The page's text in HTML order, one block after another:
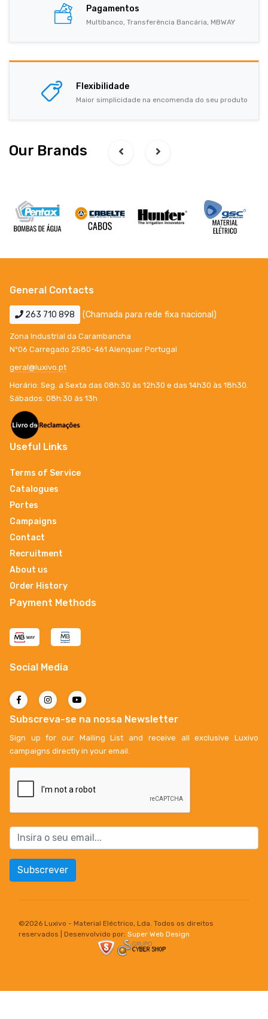
Pagamentos
Multibanco, Transferência Bancária, MBWAY
Flexibilidade
Maior simplicidade na encomenda do seu produto
Our Brands
General Contacts
263 710 898 (Chamada para rede fixa nacional)
Zona Industrial da Carambancha
Nº06 Carregado 2580-461 Alenquer Portugal
geral@luxivo.pt
Horário: Seg. a Sexta das 08h:30 às 12h30 e das 14h30 às 18h30.
Sábados: 08h:30 ás 13h
Useful Links
Terms of Service
Catalogues
Portes
Campaigns
Contact
Recruitment
About us
Order History
Payment Methods
Social Media
Subscreva-se na nossa Newsletter
Sign up for our Mailing List and receive all exclusive Luxivo
campaigns directly in your email.
Subscrever
©2026 Luxivo - Material Eléctrico, Lda. Todos os direitos
reservados | Desenvolvido por: Super Web Design